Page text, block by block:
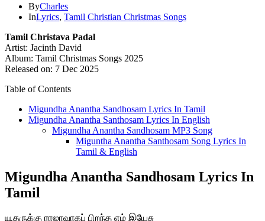
ByCharles
InLyrics, Tamil Christian Christmas Songs
Tamil Christava Padal
Artist: Jacinth David
Album: Tamil Christmas Songs 2025
Released on: 7 Dec 2025
Table of Contents
Migundha Anantha Sandhosam Lyrics In Tamil
Migundha Anantha Santhosam Lyrics In English
Migundha Anantha Sandhosam MP3 Song
Miguntha Anantha Santhosam Song Lyrics In
Tamil & English
Migundha Anantha Sandhosam Lyrics In
Tamil
யூதருக்கு ராஜாவாகப் பிறந்த எம் இயேசு